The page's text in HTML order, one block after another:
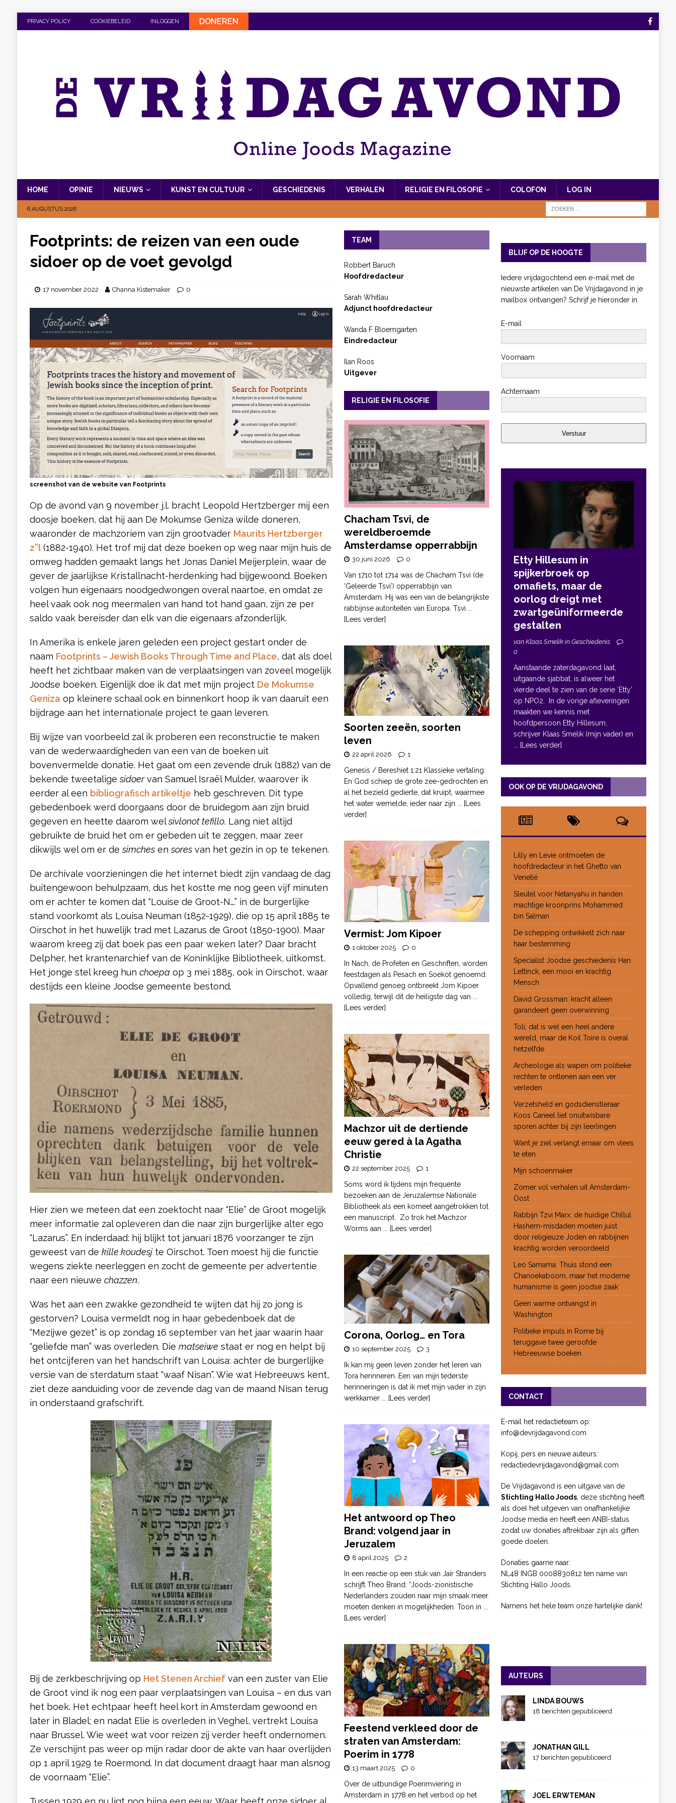
PRIVACY POLICY COOKIEBELEID INLOGGEN DONEREN
HOME OPINIE NIEUWS KUNST EN CULTUUR GESCHIEDENIS VERHALEN RELIGIE EN FILOSOFIE COLOFON LOG IN
6 AUGUSTUS 2026
Footprints: de reizen van een oude
sidoer op de voet gevolgd
17 november 2022 Channa Kistemaker 0
screenshot van de website van Footprints
Op de avond van 9 november j.l. bracht Leopold Hertzberger mij een
doosje boeken, dat hij aan De Mokumse Geniza wilde doneren,
waaronder de machzoriem van zijn grootvader Maurits Hertzberger
z”l(1882-1940). Het trof mij dat deze boeken op weg naar mijn huis de
omweg hadden gemaakt langs het Jonas Daniel Meijerplein, waar de
gever de jaarlijkse Kristallnacht-herdenking had bijgewoond. Boeken
volgen hun eigenaars noodgedwongen overal naartoe, en omdat ze
heel vaak ook nog meermalen van hand tot hand gaan, zijn ze per
saldo vaak bereisder dan elk van die eigenaars afzonderlijk.
In Amerika is enkele jaren geleden een project gestart onder de
naam Footprints – Jewish Books Through Time and Place, dat als doel
heeft het zichtbaar maken van de verplaatsingen van zoveel mogelijk
Joodse boeken. Eigenlijk doe ik dat met mijn project De Mokumse
Geniza op kleinere schaal ook en binnenkort hoop ik van daaruit een
bijdrage aan het internationale project te gaan leveren.
Bij wijze van voorbeeld zal ik proberen een reconstructie te maken
van de wederwaardigheden van een van de boeken uit
bovenvermelde donatie. Het gaat om een zevende druk (1882) van de
bekende tweetaligesidoervan Samuel Israël Mulder, waarover ik
eerder al een bibliografisch artikeltje heb geschreven. Dit type
gebedenboek werd doorgaans door de bruidegom aan zijn bruid
gegeven en heette daarom welsivlonot tefillo. Lang niet altijd
gebruikte de bruid het om er gebeden uit te zeggen, maar zeer
dikwijls wel om er desimchesensoresvan het gezin in op te tekenen.
De archivale voorzieningen die het internet biedt zijn vandaag de dag
buitengewoon behulpzaam, dus het kostte me nog geen vijf minuten
om er achter te komen dat “Louise de Groot-N….” in de burgerlijke
stand voorkomt als Louisa Neuman (1852-1929), die op 15 april 1885 te
Oirschot in het huwelijk trad met Lazarus de Groot (1850-1900). Maar
waarom kreeg zij dat boek pas een paar weken later? Daar bracht
Delpher, het krantenarchief van de Koninklijke Bibliotheek, uitkomst.
Het jonge stel kreeg hun choepaop 3 mei 1885, ook in Oirschot, waar
destijds een kleine Joodse gemeente bestond.
Hier zien we meteen dat een zoektocht naar “Elie” de Groot mogelijk
meer informatie zal opleveren dan die naar zijn burgerlijke alter ego
“Lazarus”. En inderdaad: hij blijkt tot januari 1876 voorzanger te zijn
geweest van de kille koudesjte Oirschot. Toen moest hij die functie
wegens ziekte neerleggen en zocht de gemeente per advertentie
naar een nieuwe chazzen.
Was het aan een zwakke gezondheid te wijten dat hij zo jong is
gestorven? Louisa vermeldt nog in haar gebedenboek dat de
“Mezijwe gezet” is op zondag 16 september van het jaar waarin haar
“geliefde man” was overleden. Die matseiwe staat er nog en helpt bij
het ontcijferen van het handschrift van Louisa: achter de burgerlijke
versie van de sterdatum staat “waaf Nisan”. Wie wat Hebreeuws kent,
ziet deze aanduiding voor de zevende dag van de maand Nisan terug
in onderstaand grafschrift.
Bij de zerkbeschrijving op Het Stenen Archiefvan een zuster van Elie
de Groot vind ik nog een paar verplaatsingen van Louisa – en dus van
het boek. Het echtpaar heeft heel kort in Amsterdam gewoond en
later in Bladel; en nadat Elie is overleden in Veghel, vertrekt Louisa
naar Brussel. Wie weet wat voor reizen zij verder heeft ondernomen.
Ze verschijnt pas weer op mijn radar door de akte van haar overlijden
op 1 april 1929 te Roermond. In dat document draagt haar man alsnog
de voornaam “Elie”.
TEAM
Robbert Baruch
Hoofdredacteur
Sarah Whitlau
Adjunct hoofdredacteur
Wanda F Bloemgarten
Eindredacteur
Ilan Roos
Uitgever
RELIGIE EN FILOSOFIE
Chacham Tsvi, de
wereldberoemde
Amsterdamse opperrabbijn
30 juni 2026 0
Van 1710 tot 1714 was de Chacham Tsvi (de
‘Geleerde Tsvi’) opperrabbijn van
Amsterdam. Hij was een van de belangrijkste
rabbijnse autoriteiten van Europa. Tsvi
[Lees verder]
Soorten zeeën, soorten
leven
22 april 2026 1
Genesis / Bereshiet 1:21 Klassieke vertaling:
En God schiep de grote zee-gedrochten en
al het bezield gedierte, dat kruipt, waarmee
het water wemelde, ieder naar zijn ... [Lees
verder]
Vermist: Jom Kipoer
1 oktober 2025 0
In Nach, de Profeten en Geschriften, worden
feestdagen als Pesach en Soekot genoemd.
Opvallend genoeg ontbreekt Jom Kipoer
volledig, terwijl dit de heiligste dag van
[Lees verder]
Machzor uit de dertiende
eeuw gered à la Agatha
Christie
22 september 2025 1
Soms word ik tijdens mijn frequente
bezoeken aan de Jeruzalemse Nationale
Bibliotheek als een komeet aangetrokken tot
een manuscript. Zo trok het Machzor
Worms aan ... [Lees verder]
Corona, Oorlog… en Tora
10 september 2025 3
Ik kan mij geen leven zonder het leren van
Tora herinneren. Een van mijn tederste
herinneringen is dat ik met mijn vader in zijn
werkkamer ... [Lees verder]
Het antwoord op Theo
Brand: volgend jaar in
Jeruzalem
8 april 2025 2
In een reactie op een stuk van Jaïr Stranders
schrijft Theo Brand: “Joods-zionistische
Nederlanders zouden naar mijn smaak meer
moeten denken in mogelijkheden. Toon in
[Lees verder]
Feestend verkleed door de
straten van Amsterdam:
Poerim in 1778
13 maart 2025 0
Over de uitbundige Poerimviering in
Amsterdam in 1778 en het verbod op het
BLIJF OP DE HOOGTE
Iedere vrijdagochtend een e-mail met de
nieuwste artikelen van De Vrijdagavond in je
mailbox ontvangen? Schrijf je hieronder in.
E-mail
Voornaam
Achternaam
Verstuur
Etty Hillesum in
spijkerbroek op
omafiets, maar de
oorlog dreigt met
zwartgeüniformeerde
gestalten
van Klaas Smelik in Geschiedenis
0
Aanstaande zaterdagavond laat,
uitgaande sjabbat, is alweer het
vierde deel te zien van de serie ‘Etty’
op NPO2. In de vorige afleveringen
maakten we kennis met
hoofdpersoon Etty Hillesum,
schrijver Klaas Smelik (mijn vader) en
... [Lees verder]
OOK OP DE VRIJDAGAVOND
Lilly en Levie ontmoeten de
hoofdredacteur in het Ghetto van
Venetië
Sleutel voor Netanyahu in handen
machtige kroonprins Mohammed
bin Salman
De schepping ontwikkelt zich naar
haar bestemming
Specialist Joodse geschiedenis Han
Lettinck, een mooi en krachtig
Mensch
David Grossman: kracht alleen
garandeert geen overwinning
Toli, dat is wel een heel andere
wereld, maar de Koil Toire is overal
hetzelfde
Archeologie als wapen om politieke
rechten te ontlenen aan een ver
verleden
Verzetsheld en godsdienstleraar
Koos Caneel liet onuitwisbare
sporen achter bij zijn leerlingen
Want je ziel verlangt ernaar om vlees
te eten
Mijn schoenmaker
Zomer vol verhalen uit Amsterdam-
Oost
Rabbijn Tzvi Marx: de huidige Chillul
Hashem-misdaden moeten juist
door religieuze Joden en rabbijnen
krachtig worden veroordeeld
Leo Samama: Thuis stond een
Chanoekaboom, maar het moderne
humanisme is geen joodse zaak
Geen warme ontvangst in
Washington
Politieke impuls in Rome bij
teruggave twee geroofde
Hebreeuwse boeken
CONTACT
E-mail het redactieteam op:
info@devrijdagavond.com
Kopij, pers en nieuwe auteurs:
redactiedevrijdagavond@gmail.com
De Vrijdagavond is een uitgave van de
Stichting Hallo Joods, deze stichting heeft
als doel het uitgeven van onafhankelijke
Joodse media en heeft een ANBI-status
zodat uw donaties aftrekbaar zijn als giften
goede doelen.
Donaties gaarne naar:
NL48 INGB 0008830812 ten name van
Stichting Hallo Joods.
Namens het hele team onze hartelijke dank!
AUTEURS
LINDA BOUWS
18 berichten gepubliceerd
JONATHAN GILL
17 berichten gepubliceerd
JOEL ERWTEMAN